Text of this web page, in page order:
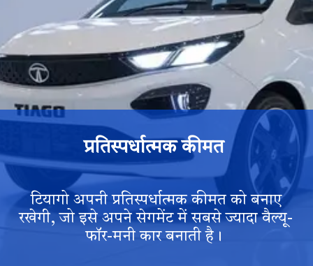
प्रतिस्पर्धात्मक कीमत
टियागो अपनी प्रतिस्पर्धात्मक कीमत को बनाए
रखेगी, जो इसे अपने सेगमेंट में सबसे ज्यादा वैल्यू-
फॉर-मनी कार बनाती है।